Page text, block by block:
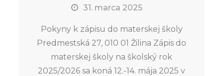
31. marca 2025
Pokyny k zápisu do materskej školy
Predmestská 27, 010 01 Žilina Zápis do
materskej školy na školský rok
2025/2026 sa koná 12.-14. mája 2025 v